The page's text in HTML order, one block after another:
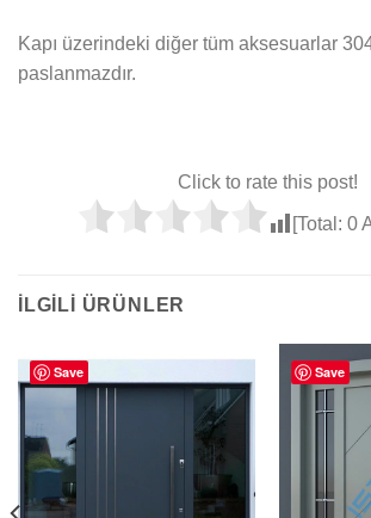
Kapı üzerindeki diğer tüm aksesuarlar
paslanmazdır.
Click to rate this post!
[Total: 0
İLGILI ÜRÜNLER
Save Save